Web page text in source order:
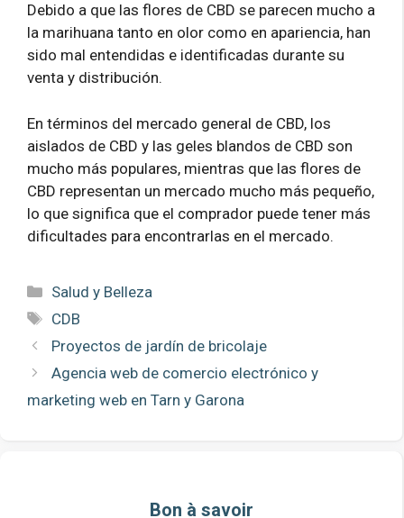
Debido a que las flores de CBD se parecen mucho a
la marihuana tanto en olor como en apariencia, han
sido mal entendidas e identificadas durante su
venta y distribución.
En términos del mercado general de CBD, los
aislados de CBD y las geles blandos de CBD son
mucho más populares, mientras que las flores de
CBD representan un mercado mucho más pequeño,
lo que significa que el comprador puede tener más
dificultades para encontrarlas en el mercado.
Categorías
Salud y Belleza
Etiquetas
CDB
Proyectos de jardín de bricolaje
Agencia web de comercio electrónico y
marketing web en Tarn y Garona
Bon à savoir